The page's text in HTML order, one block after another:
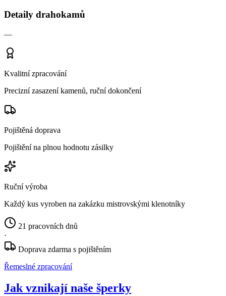
Detaily drahokamů
—
Kvalitní zpracování
Precizní zasazení kamenů, ruční dokončení
Pojištěná doprava
Pojištění na plnou hodnotu zásilky
Ruční výroba
Každý kus vyroben na zakázku mistrovskými klenotníky
21 pracovních dnů
·
Doprava zdarma s pojištěním
Řemeslné zpracování
Jak vznikají naše šperky